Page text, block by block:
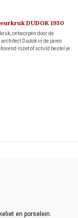
DUDOK 1930
ontworpen door de
Dudok in de jaren
rozet of schild bestel je
bij ‘Gerelateerde
en porselein.